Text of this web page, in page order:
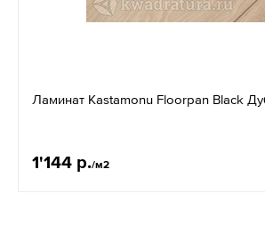
Ламинат Kastamonu Floorpan Black
1'144 р./м2